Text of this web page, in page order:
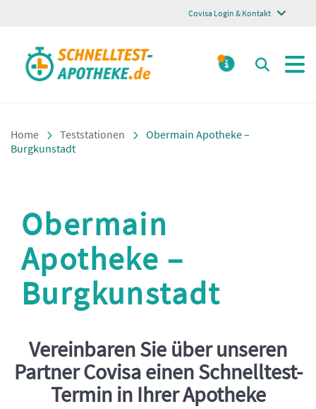
Covisa Login & Kontakt
Schnelltest Apotheke
Suchen
Home Teststationen
Obermain Apotheke –
Burgkunstadt
Obermain
Apotheke –
Burgkunstadt
Einleitung
Vereinbaren Sie über unseren
Partner Covisa einen Schnelltest-
Termin in Ihrer Apotheke